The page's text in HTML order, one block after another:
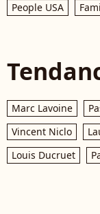
People USA
Marc Lavoine
Vincent Niclo
Louis Ducruet